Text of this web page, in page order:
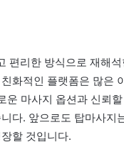
편리한 방식으로 재해
화적인 플랫폼은 많은
운 마사지 옵션과 신뢰
다. 앞으로도 탑마사지
할 것입니다.